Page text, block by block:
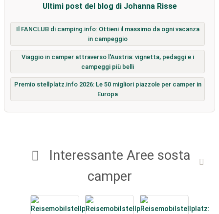
Interessante Aree sosta
camper
Ultimi post del blog di Johanna Risse
Il FANCLUB di camping.info: Ottieni il massimo da ogni vacanza
in campeggio
Viaggio in camper attraverso l'Austria: vignetta, pedaggi e i
campeggi più belli
Premio stellplatz.info 2026: Le 50 migliori piazzole per camper in
Europa